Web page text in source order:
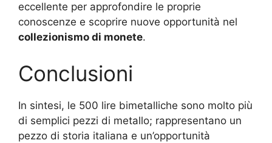
eccellente per approfondire le proprie
conoscenze e scoprire nuove opportunità nel
collezionismo di monete.
Conclusioni
In sintesi, le 500 lire bimetalliche sono molto più
di semplici pezzi di metallo; rappresentano un
pezzo di storia italiana e un’opportunità